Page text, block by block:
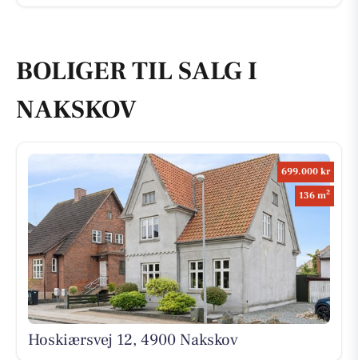
BOLIGER TIL SALG I
NAKSKOV
699.000 kr
136 m2
Hoskiærsvej 12, 4900 Nakskov